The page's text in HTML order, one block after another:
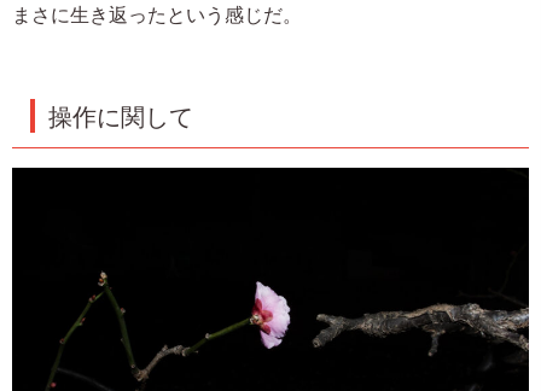
まさに生き返ったという感じだ。
操作に関して